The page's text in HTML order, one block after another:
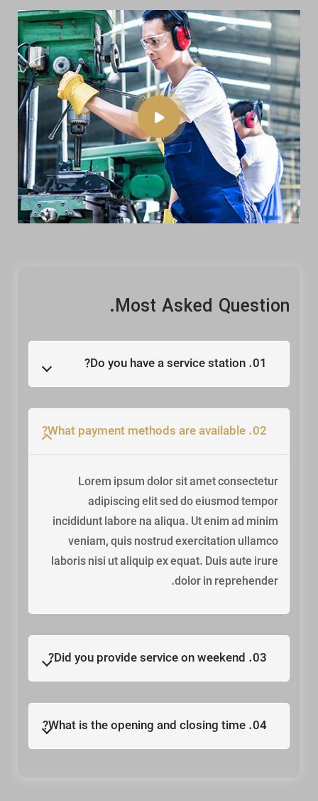
Most Asked Question.
01. Do you have a service station?
02. What payment methods are available?
Lorem ipsum dolor sit amet consectetur
adipiscing elit sed do eiusmod tempor
incididunt labore na aliqua. Ut enim ad minim
veniam, quis nostrud exercitation ullamco
laboris nisi ut aliquip ex equat. Duis aute irure
dolor in reprehender.
03. Did you provide service on weekend?
04. What is the opening and closing time?